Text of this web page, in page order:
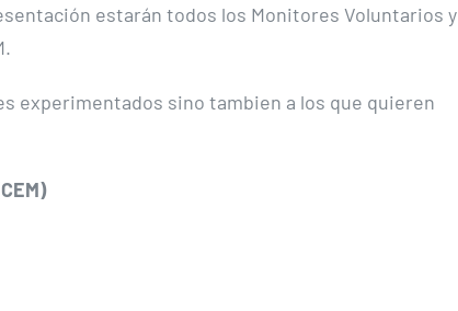
estarán todos los Monitores Voluntarios y
experimentados sino tambien a los que quieren